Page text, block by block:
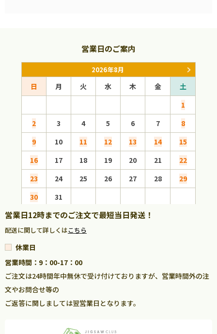
営業日のご案内
2026年8月
日 月 火 水 木 金
土
1
2
3 4 5 6 7
8
9
10 11 12 13 14
15
16
17 18 19 20 21
22
23
24 25 26 27 28
29
30
31
営業日12時までのご注文で最短当日発送！
配送に関して詳しくはこちら
休業日
営業時間：9：00-17：00
ご注文は24時間年中無休で受け付けておりますが、営業時間外の注
文やお問合せ等の
ご返答に関しましては翌営業日となります。